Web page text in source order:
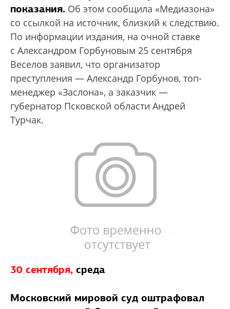
показания. Об этом сообщила «Медиазона»
со ссылкой на источник, близкий к следствию.
По информации издания, на очной ставке
с Александром Горбуновым 25 сентября
Веселов заявил, что организатор
преступления — Александр Горбунов, топ-
менеджер «Заслона», а заказчик —
губернатор Псковской области Андрей
Турчак.
30 сентября, среда
Московский мировой суд оштрафовал